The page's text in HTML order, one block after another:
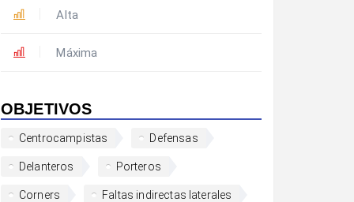
Alta
Máxima
OBJETIVOS
Centrocampistas Defensas
Delanteros Porteros
Corners Faltas indirectas laterales